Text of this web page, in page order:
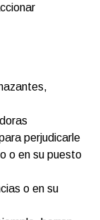
perjudicarle
o en su puesto
o en su